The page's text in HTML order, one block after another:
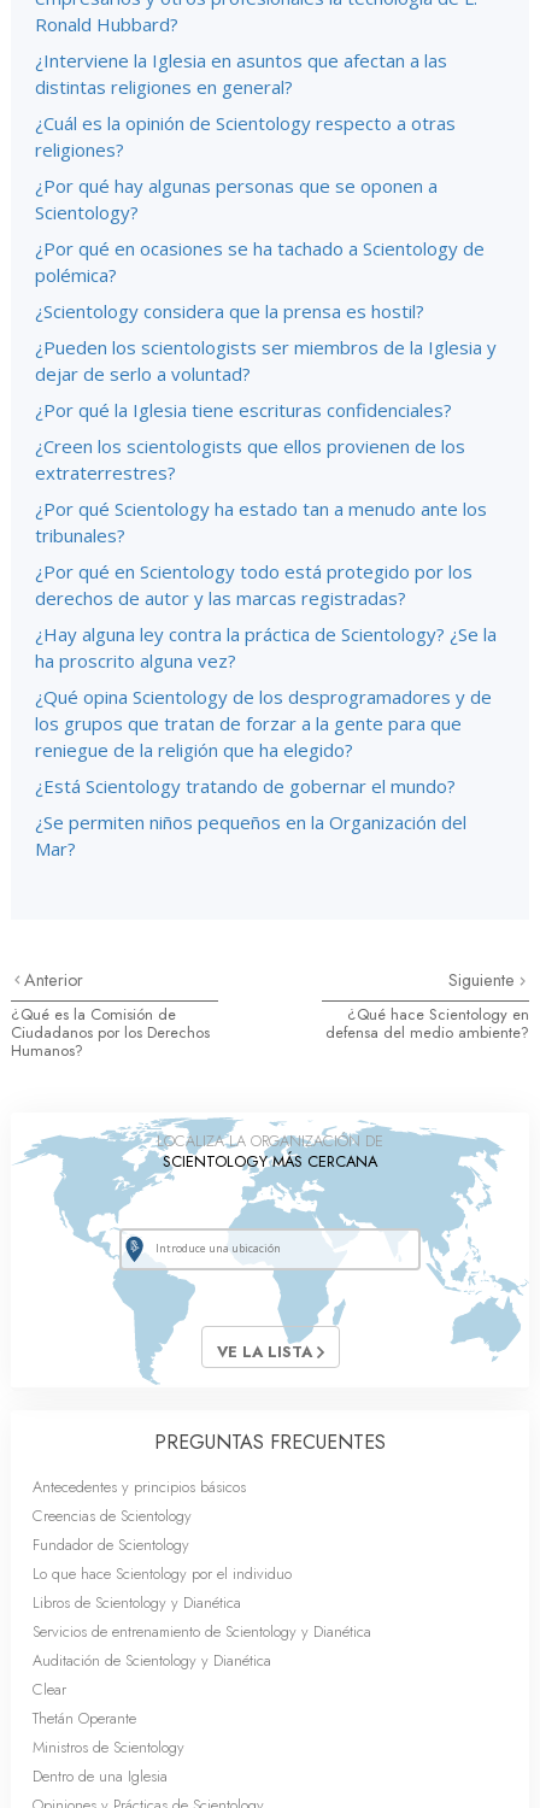
Ronald Hubbard?
¿Interviene la Iglesia en asuntos que afectan a las
distintas religiones en general?
¿Cuál es la opinión de Scientology respecto a otras
religiones?
¿Por qué hay algunas personas que se oponen a
Scientology?
¿Por qué en ocasiones se ha tachado a Scientology de
polémica?
¿Scientology considera que la prensa es hostil?
¿Pueden los scientologists ser miembros de la Iglesia y
dejar de serlo a voluntad?
¿Por qué la Iglesia tiene escrituras confidenciales?
¿Creen los scientologists que ellos provienen de los
extraterrestres?
¿Por qué Scientology ha estado tan a menudo ante los
tribunales?
¿Por qué en Scientology todo está protegido por los
derechos de autor y las marcas registradas?
¿Hay alguna ley contra la práctica de Scientology? ¿Se la
ha proscrito alguna vez?
¿Qué opina Scientology de los desprogramadores y de
los grupos que tratan de forzar a la gente para que
reniegue de la religión que ha elegido?
¿Está Scientology tratando de gobernar el mundo?
¿Se permiten niños pequeños en la Organización del
Mar?
Anterior
¿Qué es la Comisión de
Ciudadanos por los Derechos
Humanos?
Siguiente
¿Qué hace Scientology en
defensa del medio ambiente?
LOCALIZA LA ORGANIZACIÓN DE
SCIENTOLOGY MÁS CERCANA
VE LA LISTA
PREGUNTAS FRECUENTES
Antecedentes y principios básicos
Creencias de Scientology
Fundador de Scientology
Lo que hace Scientology por el individuo
Libros de Scientology y Dianética
Servicios de entrenamiento de Scientology y Dianética
Auditación de Scientology y Dianética
Clear
Thetán Operante
Ministros de Scientology
Dentro de una Iglesia